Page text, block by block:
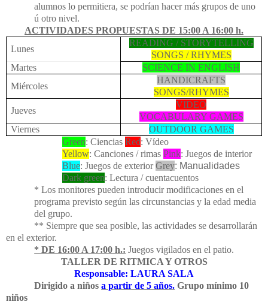
alumnos lo permitiera, se podrían hacer más grupos de uno
ú otro nivel.
ACTIVIDADES PROPUESTAS DE 15:00 A 16:00 h.
Lunes
READING / STORYTELLING
SONGS / RHYMES
Martes
SCIENCE IN ENGLISH
Miércoles
HANDICRAFTS
SONGS/RHYMES
Jueves
VIDEO
VOCABULARY GAMES
Viernes
OUTDOOR GAMES
Green:Ciencias Red:Vídeo
Yellow:Canciones / rimas Pink:Juegos de interior
Blue:Juegos de exterior Grey: Manualidades
Dark green: Lectura / cuentacuentos
* Los monitores pueden introducir modificaciones en el
programa previsto según las circunstancias y la edad media
del grupo.
** Siempre que sea posible, las actividades se desarrollarán
en el exterior.
* DE 16:00 A 17:00 h.: Juegos vigilados en el patio.
TALLER DE RITMICA Y OTROS
Responsable: LAURA SALA
Dirigido a niñosa partir de 5 años. Grupo mínimo 10
niños